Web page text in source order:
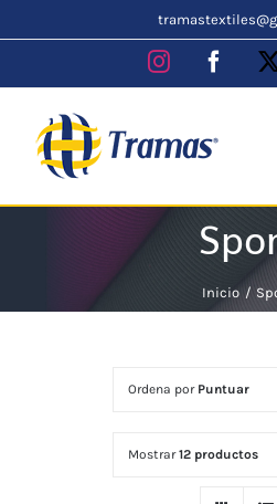
to
Instagram
Inicio
Ordena por Puntuar
Mostrar12 productos